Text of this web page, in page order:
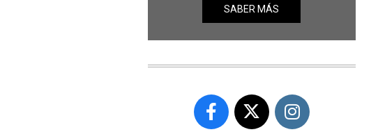
SABER MÁS